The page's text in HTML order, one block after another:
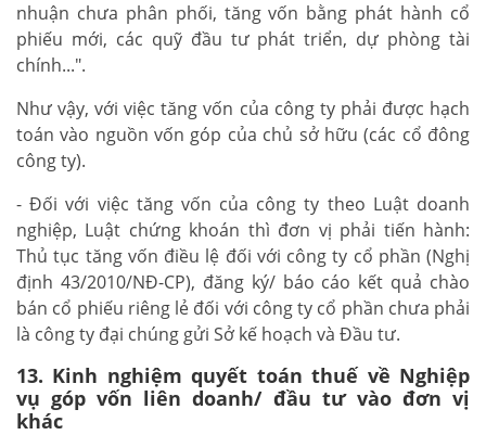
nhuận chưa phân phối, tăng vốn bằng phát hành cổ
phiếu mới, các quỹ đầu tư phát triển, dự phòng tài
chính...".
Như vậy, với việc tăng vốn của công ty phải được hạch
toán vào nguồn vốn góp của chủ sở hữu (các cổ đông
công ty).
- Đối với việc tăng vốn của công ty theo Luật doanh
nghiệp, Luật chứng khoán thì đơn vị phải tiến hành:
Thủ tục tăng vốn điều lệ đối với công ty cổ phần (Nghị
định 43/2010/NĐ-CP), đăng ký/ báo cáo kết quả chào
bán cổ phiếu riêng lẻ đối với công ty cổ phần chưa phải
là công ty đại chúng gửi Sở kế hoạch và Đầu tư.
13. Kinh nghiệm quyết toán thuế về Nghiệp
vụ góp vốn liên doanh/ đầu tư vào đơn vị
khác